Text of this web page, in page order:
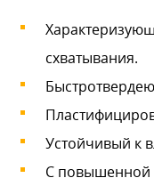
схватывания.
Устойчивый к
С повышенной